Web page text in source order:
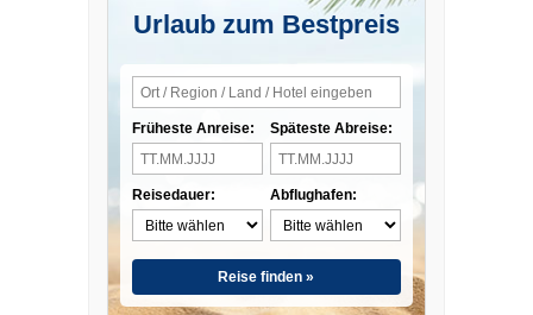
Urlaub zum Bestpreis
Früheste Anreise:
Reisedauer:
Späteste Abreise:
Abflughafen:
Reise finden »